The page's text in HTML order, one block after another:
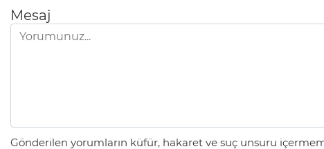
Mesaj
Gönderilen yorumların küfür, hakaret ve suç unsuru